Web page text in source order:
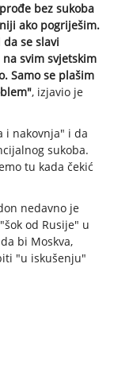
bez sukoba
ako pogriješim.
se slavi
svim svjetskim
Samo se plašim
, izjavio je
i nakovnja" i da
sukoba.
tu kada čekić
nedavno je
od Rusije" u
bi Moskva,
"u iskušenju"